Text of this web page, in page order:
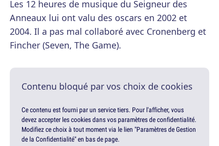
Les 12 heures de musique du Seigneur des
Anneaux lui ont valu des oscars en 2002 et
2004. Il a pas mal collaboré avec Cronenberg et
Fincher (Seven, The Game).
Contenu bloqué par vos choix de cookies
Ce contenu est fourni par un service tiers. Pour l'afficher, vous
devez accepter les cookies dans vos paramètres de confidentialité.
Modifiez ce choix à tout moment via le lien "Paramètres de Gestion
de la Confidentialité" en bas de page.